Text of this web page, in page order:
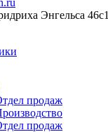
Энгельса 46с1
продаж
продаж